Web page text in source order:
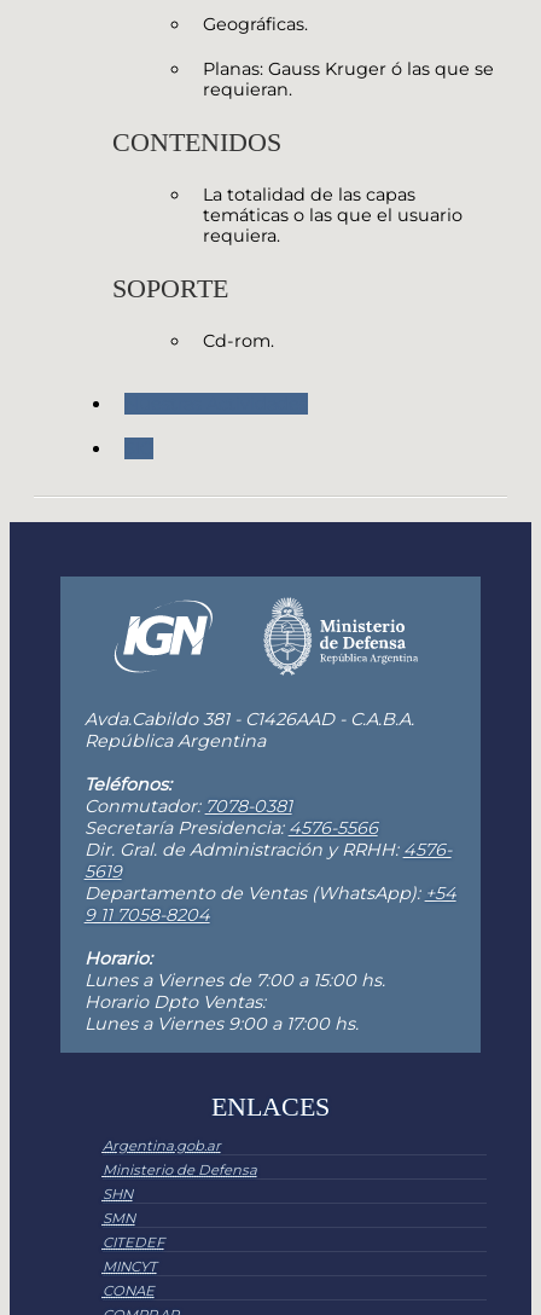
Geográficas.
Planas: Gauss Kruger ó las que se
requieran.
CONTENIDOS
La totalidad de las capas
temáticas o las que el usuario
requiera.
SOPORTE
Cd-rom.
Avda.Cabildo 381 - C1426AAD - C.A.B.A.
República Argentina
Teléfonos:
Conmutador: 7078-0381
Secretaría Presidencia: 4576-5566
Dir. Gral. de Administración y RRHH: 4576-
5619
Departamento de Ventas (WhatsApp): +54
9 11 7058-8204
Horario:
Lunes a Viernes de 7:00 a 15:00 hs.
Horario Dpto Ventas:
Lunes a Viernes 9:00 a 17:00 hs.
ENLACES
Argentina.gob.ar
Ministerio de Defensa
SHN
SMN
CITEDEF
MINCYT
CONAE